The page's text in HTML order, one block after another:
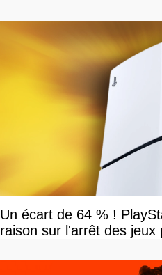
Un écart de 64 % !
raison sur l'arrêt des jeux